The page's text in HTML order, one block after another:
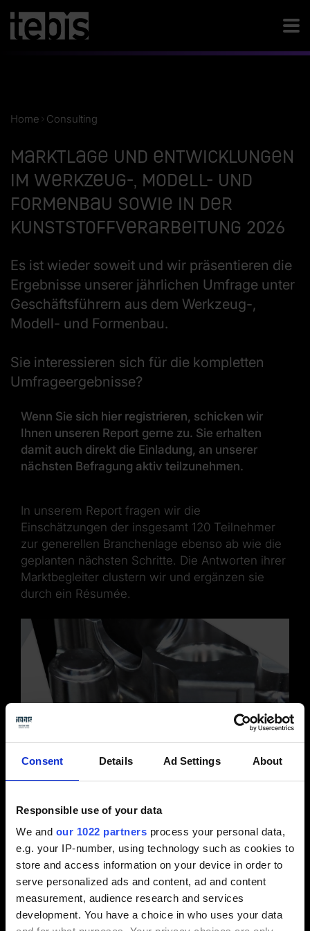
Consent Details Ad Settings About
Responsible use of your data
We and our 1022 partners process your personal data,
e.g. your IP-number, using technology such as cookies to
store and access information on your device in order to
serve personalized ads and content, ad and content
measurement, audience research and services
development. You have a choice in who uses your data
Home Consulting
Marktlage und Entwicklungen
im Werkzeug-, Modell- und
Formenbau sowie in der
Kunststoffverarbeitung 2026
Es ist wieder soweit und wir präsentieren die
Ergebnisse unserer jährlichen Umfrage unter
Geschäftsführern aus dem Werkzeug-,
Modell- und Formenbau.
Sie interessieren sich für die kompletten
Umfrageergebnisse?
Wenn Sie sich hier registrieren, schicken wir
Ihnen unseren Report gerne zu. Sie erhalten
damit auch direkt die Einladung, an unserer
nächsten Befragung aktiv teilzunehmen.
In unserem Report fragen wir die
Einschätzungen der insgesamt 120 Teilnehmer
zur generellen Branchenlage ebenso ab wie die
geplanten nächsten Schritte. Die Antworten ihrer
Marktbegleiter clustern wir und ergänzen sie
durch ein Résumée.
insbesondere die folgenden Themenfelder
relevant:
Marktlage aktuell
Marktlage Ausblick
Wirtschaftlichkeit und unternehmerische
Anforderung
Technologische Entwicklung